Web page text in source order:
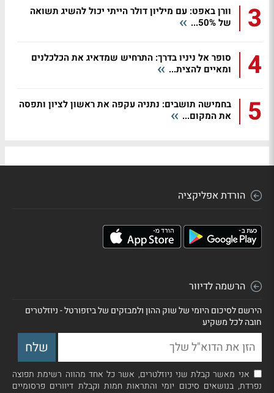
3
וורן באפט: עם מיליון דולר הייתי יכול להשיג תשואה
של 50%...
4
סופר אל ניניו בדרך: התרחיש שמדאיג את הכלכלנים
ומאיים להצית...
5
בחמישה תושבים: נתניה עקפה את ראשון לציון ותפסה
את המקום...
הורדת אפליקציה
הרשמה לדיוור
הירשם לסיכום היומי של שוק ההון ולמבזקים של ביזפורטל - ניוזלטרים
חובה לכל משקיע
אני מאשר קבלת שני ניוזלטרים, אשר כל אחד מהווה רשימת תפוצה
נפרדת, בנושאים סיכום יומי והתראות חמות וקבלת דיוורים פרסומיים